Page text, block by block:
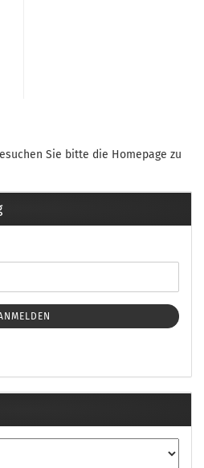
Sie bitte die Homepage zu